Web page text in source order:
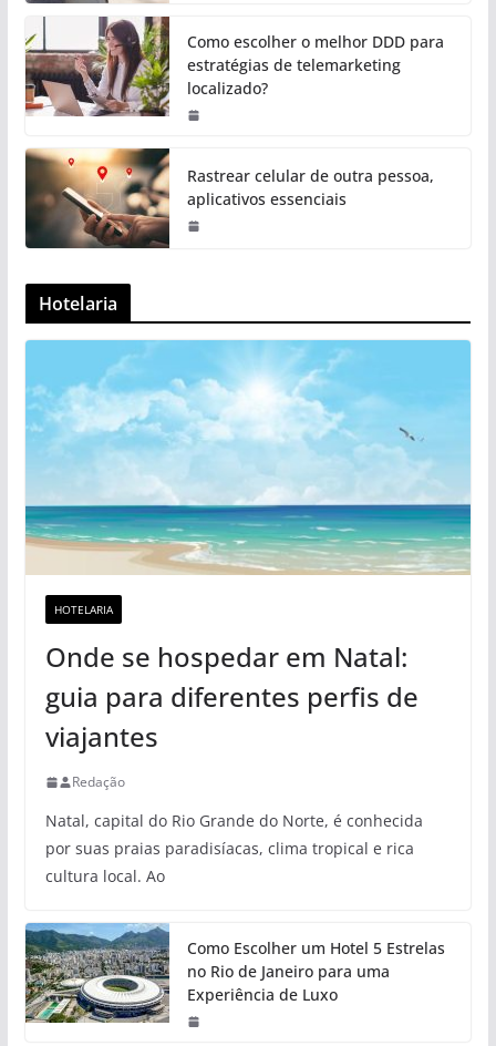
Como escolher o melhor DDD para
estratégias de telemarketing
localizado?
Rastrear celular de outra pessoa,
aplicativos essenciais
Hotelaria
HOTELARIA
Onde se hospedar em Natal:
guia para diferentes perfis de
viajantes
Redação
Natal, capital do Rio Grande do Norte, é conhecida
por suas praias paradisíacas, clima tropical e rica
cultura local. Ao
Como Escolher um Hotel 5 Estrelas
no Rio de Janeiro para uma
Experiência de Luxo